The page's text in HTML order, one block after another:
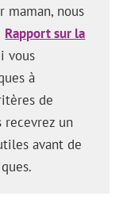
nous
Rapport sur la
vous
à
de
recevrez un
avant de